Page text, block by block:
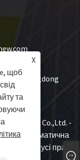
Hengquan
City, Guangdong
Energy Co.,Ltd. -
призматична
батарея - усі права
X
щоб
та